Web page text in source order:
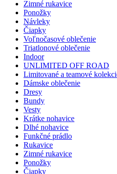
Zimné rukavice
Ponožky
Návleky
Čiapky
Voľnočasové oblečenie
Triatlonové oblečenie
Indoor
UNLIMITED OFF ROAD
Limitované a teamové
Dámske oblečenie
Dresy
Bundy
Vesty
Krátke nohavice
Dlhé nohavice
Funkčné prádlo
Rukavice
Zimné rukavice
Ponožky
Čiapky